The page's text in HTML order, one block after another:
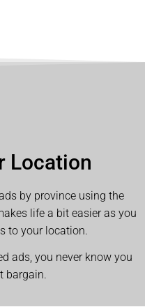
Location
by province using the
life a bit easier as you
to your location.
ads, you never know you
bargain.